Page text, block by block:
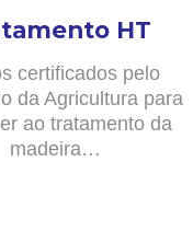
HT
certificados pelo
da Agricultura para
ao tratamento da
madeira…